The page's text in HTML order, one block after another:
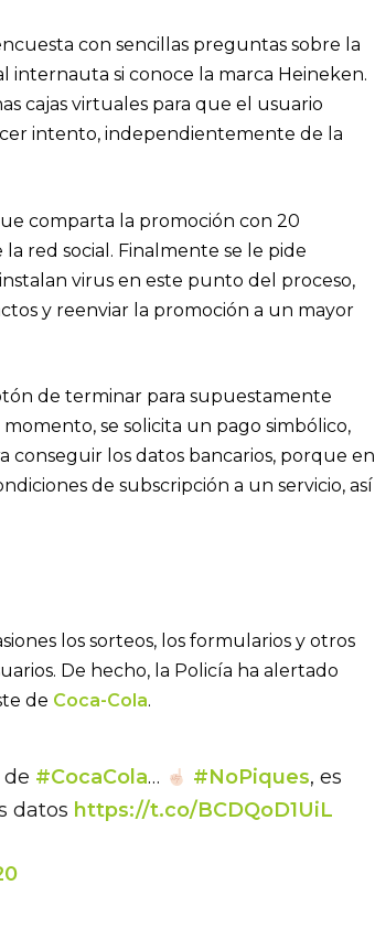
con sencillas preguntas sobre la
si conoce la marca Heineken.
cajas virtuales para que el usuario
intento, independientemente de la
comparta la promoción con 20
red social. Finalmente se le pide
virus en este punto del proceso,
y reenviar la promoción a un mayor
de terminar para supuestamente
se solicita un pago simbólico,
los datos bancarios, porque en
de subscripción a un servicio, así
los sorteos, los formularios y otros
De hecho, la Policía ha alertado
de Coca-Cola.
#CocaCola… #NoPiques, es
datos https://t.co/BCDQoD1UiL